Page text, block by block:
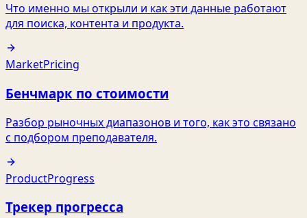
Что именно мы открыли и как эти данные работают
для поиска, контента и продукта.
MarketPricing
Бенчмарк по стоимости
Разбор рыночных диапазонов и того, как это связано
с подбором преподавателя.
ProductProgress
Трекер прогресса